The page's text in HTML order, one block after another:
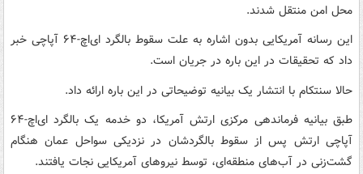
محل امن منتقل شدند.
این رسانه آمریکایی بدون اشاره به علت سقوط بالگرد ای‌اچ-۶۴ آپاچی خبر
داد که تحقیقات در این باره در جریان است.
حالا سنتکام با انتشار یک بیانیه توضیحاتی در این باره ارائه داد.
طبق بیانیه فرماندهی مرکزی ارتش آمریکا، دو خدمه یک بالگرد ای‌اچ-۶۴
آپاچی ارتش پس از سقوط بالگردشان در نزدیکی سواحل عمان هنگام
گشت‌زنی در آب‌های منطقه‌ای، توسط نیروهای آمریکایی نجات یافتند.